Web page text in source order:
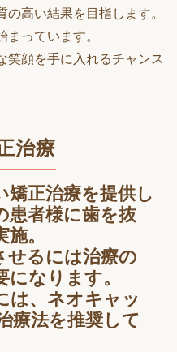
高い結果を目指します。
っています。
笑顔を手に入れるチャンス
治療
矯正治療を提供し
患者様に歯を抜
。
せるには治療の
なります。
は、ネオキャッ
療法を推奨して